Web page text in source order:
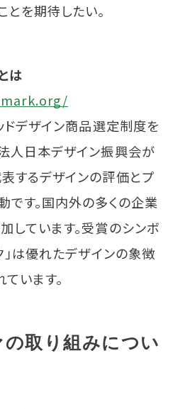
とを期待したい。
は
デザイン商品選定制度を
⼈⽇本デザイン振興会が
するデザインの評価とプ
です。国内外の多くの企業
しています。受賞のシンボ
」は優れたデザインの象徴
います。
取り組みについ